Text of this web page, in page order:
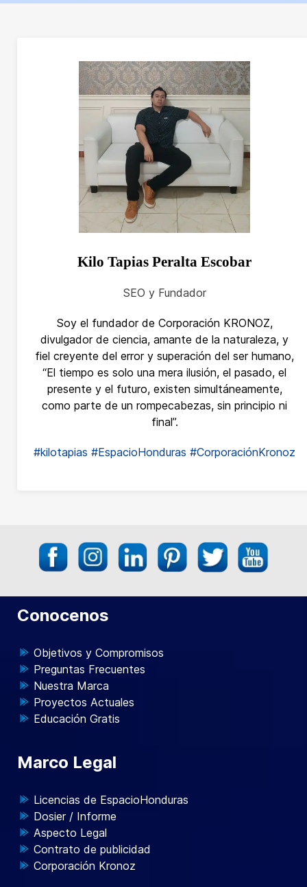
Kilo Tapias Peralta Escobar
SEO y Fundador
Soy el fundador de Corporación KRONOZ,
divulgador de ciencia, amante de la naturaleza, y
fiel creyente del error y superación del ser humano,
“El tiempo es solo una mera ilusión, el pasado, el
presente y el futuro, existen simultáneamente,
como parte de un rompecabezas, sin principio ni
final”.
#kilotapias #EspacioHonduras #CorporaciónKronoz
Conocenos
Objetivos y Compromisos
Preguntas Frecuentes
Nuestra Marca
Proyectos Actuales
Educación Gratis
Marco Legal
Licencias de EspacioHonduras
Dosier / Informe
Aspecto Legal
Contrato de publicidad
Corporación Kronoz